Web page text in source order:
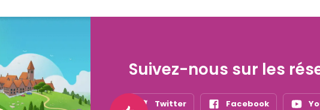
Suivez-nous sur les
Twitter Facebook